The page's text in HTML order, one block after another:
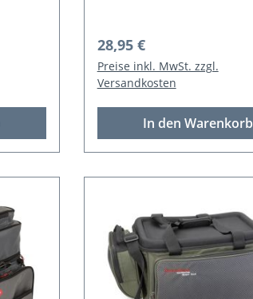
Regulärer Preis:
28,95 €
Preise inkl. MwSt. zzgl.
Versandkosten
In den Warenkorb